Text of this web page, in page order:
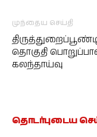
முந்தைய செய்தி
தொகுதி
கலந்தாய்வு
தொடர்புடைய